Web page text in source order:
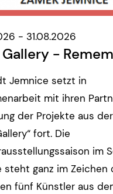
- 31.08.2026
-
Jemnice setzt in
mit ihren
der Projekte aus
fort. Die
im
steht ganz im Zeichen
fünf Künstler aus